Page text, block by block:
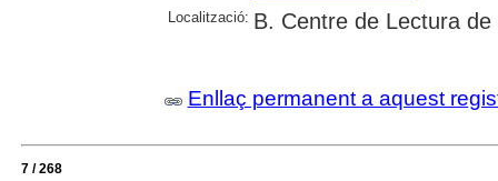
Localització: B. Centre de Lectura de
Enllaç permanent a aquest
7 / 268